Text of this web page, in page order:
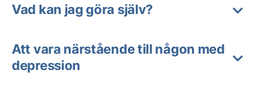
Vad kan jag göra själv?
Att vara närstående till någon med
depression